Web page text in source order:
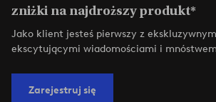
zniżki na najdroższy produkt*
Jako klient jesteś pierwszy z
ekscytującymi wiadomościami i
Zarejestruj się